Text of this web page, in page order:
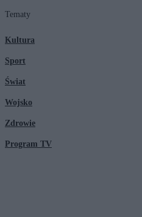
Tematy
Kultura
Sport
Świat
Wojsko
Zdrowie
Program TV